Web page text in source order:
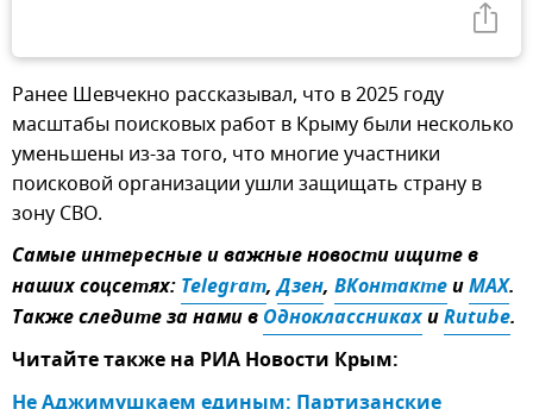
Ранее Шевчекно рассказывал, что в 2025 году
масштабы поисковых работ в Крыму были несколько
уменьшены из-за того, что многие участники
поисковой организации ушли защищать страну в
зону СВО.
Самые интересные и важные новости ищите в
наших соцсетях:Telegram,Дзен, ВКонтактеиMAX.
Также следите за нами вОдноклассникахиRutube.
Читайте также на РИА Новости Крым: